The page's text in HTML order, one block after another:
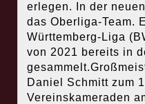
erlegen. In der
das Oberliga-Team.
Württemberg-Liga
von 2021 bereits in
Daniel Schmitt zum
Vereinskameraden